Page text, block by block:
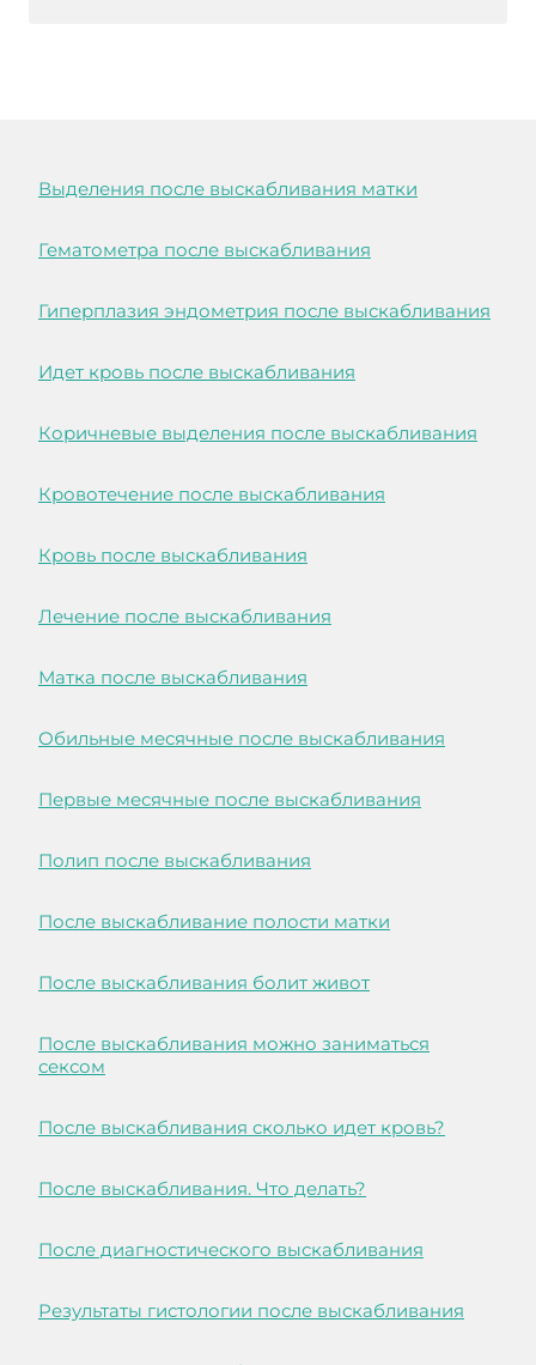
Выделения после выскабливания матки
Гематометра после выскабливания
Гиперплазия эндометрия после выскабливания
Идет кровь после выскабливания
Коричневые выделения после выскабливания
Кровотечение после выскабливания
Кровь после выскабливания
Лечение после выскабливания
Матка после выскабливания
Обильные месячные после выскабливания
Первые месячные после выскабливания
Полип после выскабливания
После выскабливание полости матки
После выскабливания болит живот
После выскабливания можно заниматься
сексом
После выскабливания сколько идет кровь?
После выскабливания. Что делать?
После диагностического выскабливания
Результаты гистологии после выскабливания